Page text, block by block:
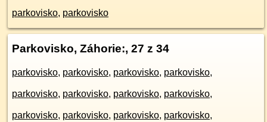
parkovisko, parkovisko
Parkovisko, Záhorie:, 27 z 34
parkovisko, parkovisko, parkovisko, parkovisko,
parkovisko, parkovisko, parkovisko, parkovisko,
parkovisko, parkovisko, parkovisko, parkovisko,